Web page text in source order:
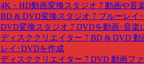
4K・HD動画変換スタジオ 7 動画や音
BD & DVD変換スタジオ 7 ブルーレイ
DVD変換スタジオ 7 DVDを動画･音楽
ディスククリエイター 7 BD & DVD 動
レイ･DVDを作成
ディスククリエイター 7 DVD 動画フ